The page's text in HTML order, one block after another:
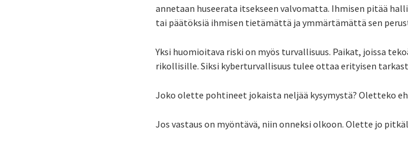
annetaan huseerata itsekseen valvomatta. Ihmisen pitää
tai päätöksiä ihmisen tietämättä ja ymmärtämättä sen
Yksi huomioitava riski on myös turvallisuus. Paikat, joissa
rikollisille. Siksi kyberturvallisuus tulee ottaa erityisen
Joko olette pohtineet jokaista neljää kysymystä? Oletteko
Jos vastaus on myöntävä, niin onneksi olkoon. Olette jo